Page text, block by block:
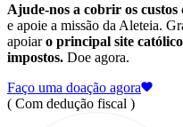
Ajude-nos a cobrir os custos
e apoie a missão da Aleteia.
apoiaro principal site
impostos. Doe agora.
Faço uma doação agora
( Com dedução fiscal )